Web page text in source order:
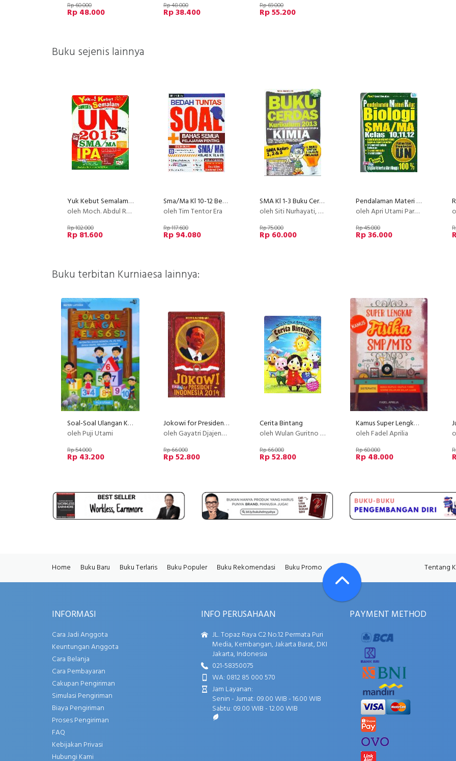
Rp 60.000
Rp 48.000
Rp 48.000
Rp 38.400
Rp 69.000
Rp 55.200
Buku sejenis lainnya
Yuk Kebut Semalam Sukses UN SMA/MA IPA
oleh Moch. Abdul Rachman, S.T., dkk.
Rp 102.000
Rp 81.600
Sma/Ma Kl 10-12 Bedah Tuntas Soal+Bahas Semua Pelajaran Penting
oleh Tim Tentor Era
Rp 117.600
Rp 94.080
SMA Kl 1-3 Buku Cerdas Kurikulum 2013 Kimia
oleh Siti Nurhayati, S. Pd.
Rp 75.000
Rp 60.000
Pendalaman Materi Kilat Biologi SMA/MA Kelas 10,11,12
oleh Apri Utami Parta Santi, M. Si.
Rp 45.000
Rp 36.000
Buku terbitan Kurniaesa lainnya:
Soal-Soal Ulangan Kelas 6 SD
oleh Puji Utami
Rp 54.000
Rp 43.200
Jokowi for President Indonesia 2014
oleh Gayatri Djajengminardo
Rp 66.000
Rp 52.800
Cerita Bintang
oleh Wulan Guritno & Adilla Dimitri
Rp 66.000
Rp 52.800
Kamus Super Lengkap Fisika SMP/MTS
oleh Fadel Aprilia
Rp 60.000
Rp 48.000
Home Buku Baru Buku Terlaris Buku Populer Buku Rekomendasi Buku Promo Tentang
INFORMASI
Cara Jadi Anggota
Keuntungan Anggota
Cara Belanja
Cara Pembayaran
Cakupan Pengiriman
Simulasi Pengiriman
Biaya Pengiriman
Proses Pengiriman
FAQ
Kebijakan Privasi
Hubungi Kami
INFO PERUSAHAAN
JL. Topaz Raya C2 No.12 Permata Puri
Media, Kembangan, Jakarta Barat, DKI
Jakarta, Indonesia
021-58350075
WA: 0812 85 000 570
Jam Layanan:
Senin - Jumat: 09.00 WIB - 16.00 WIB
Sabtu: 09.00 WIB - 12.00 WIB
PAYMENT METHOD